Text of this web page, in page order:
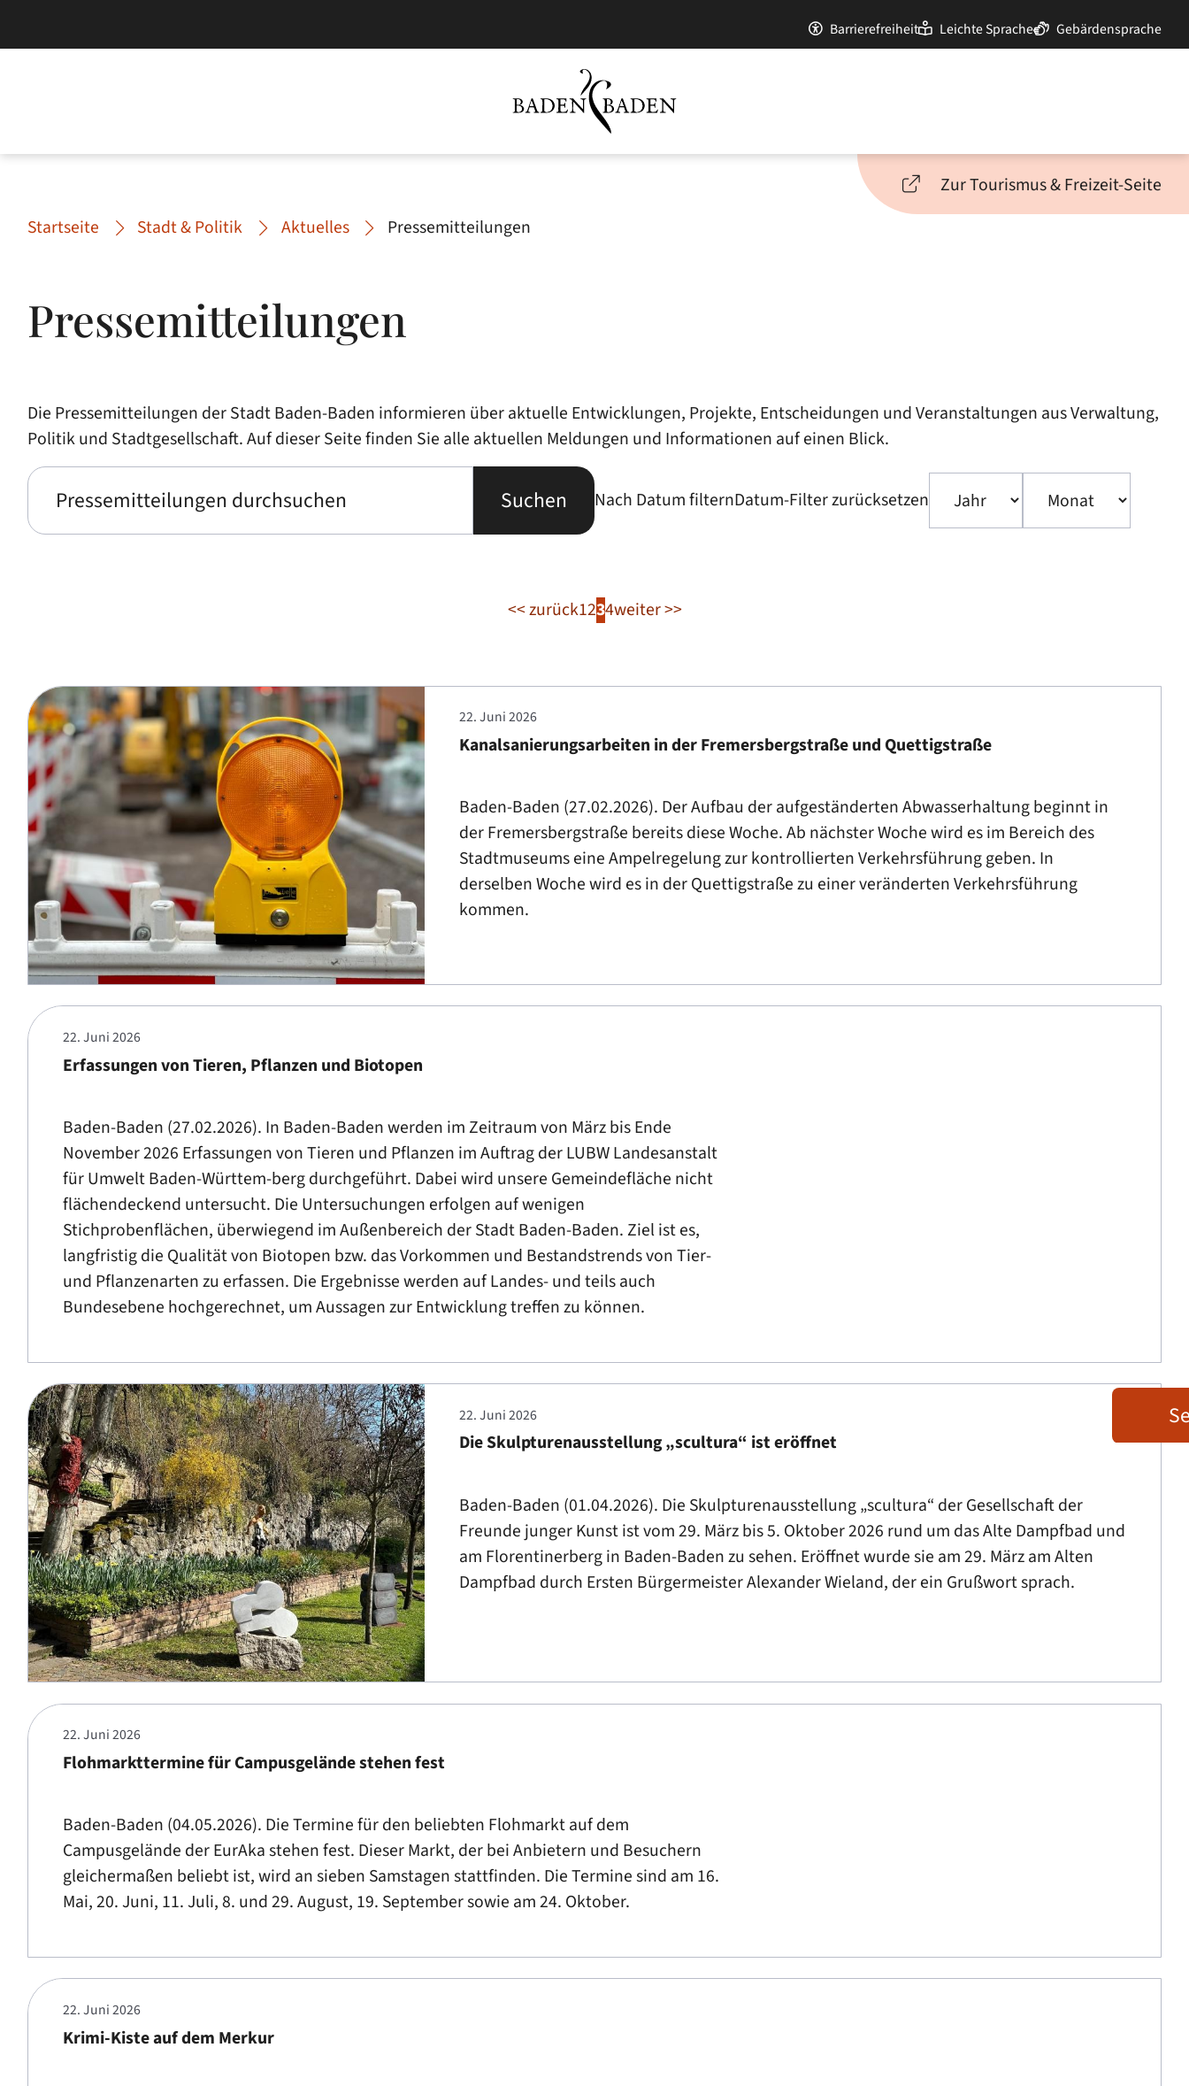
Barrierefreiheit Leichte Sprache Gebärdensprache
Zur Tourismus & Freizeit-Seite
Startseite Stadt & Politik Aktuelles Pressemitteilungen
Pressemitteilungen
Die Pressemitteilungen der Stadt Baden-Baden informieren über aktuelle Entwicklungen, Projekte, Entscheidungen und Veranstaltungen aus Verwaltung,
Politik und Stadtgesellschaft. Auf dieser Seite finden Sie alle aktuellen Meldungen und Informationen auf einen Blick.
Nach Datum filternDatum-Filter zurücksetzen
<< zurück1234weiter >>
22. Juni 2026
Kanalsanierungsarbeiten in der Fremersbergstraße und Quettigstraße
Baden-Baden (27.02.2026). Der Aufbau der aufgeständerten Abwasserhaltung beginnt in
der Fremersbergstraße bereits diese Woche. Ab nächster Woche wird es im Bereich des
Stadtmuseums eine Ampelregelung zur kontrollierten Verkehrsführung geben. In
derselben Woche wird es in der Quettigstraße zu einer veränderten Verkehrsführung
kommen.
22. Juni 2026
Erfassungen von Tieren, Pflanzen und Biotopen
Baden-Baden (27.02.2026). In Baden-Baden werden im Zeitraum von März bis Ende
November 2026 Erfassungen von Tieren und Pflanzen im Auftrag der LUBW Landesanstalt
für Umwelt Baden-Württem-berg durchgeführt. Dabei wird unsere Gemeindefläche nicht
flächendeckend untersucht. Die Untersuchungen erfolgen auf wenigen
Stichprobenflächen, überwiegend im Außenbereich der Stadt Baden-Baden. Ziel ist es,
langfristig die Qualität von Biotopen bzw. das Vorkommen und Bestandstrends von Tier-
und Pflanzenarten zu erfassen. Die Ergebnisse werden auf Landes- und teils auch
Bundesebene hochgerechnet, um Aussagen zur Entwicklung treffen zu können.
22. Juni 2026
Die Skulpturenausstellung „scultura“ ist eröffnet
Baden-Baden (01.04.2026). Die Skulpturenausstellung „scultura“ der Gesellschaft der
Freunde junger Kunst ist vom 29. März bis 5. Oktober 2026 rund um das Alte Dampfbad und
am Florentinerberg in Baden-Baden zu sehen. Eröffnet wurde sie am 29. März am Alten
Dampfbad durch Ersten Bürgermeister Alexander Wieland, der ein Grußwort sprach.
22. Juni 2026
Flohmarkttermine für Campusgelände stehen fest
Baden-Baden (04.05.2026). Die Termine für den beliebten Flohmarkt auf dem
Campusgelände der EurAka stehen fest. Dieser Markt, der bei Anbietern und Besuchern
gleichermaßen beliebt ist, wird an sieben Samstagen stattfinden. Die Termine sind am 16.
Mai, 20. Juni, 11. Juli, 8. und 29. August, 19. September sowie am 24. Oktober.
22. Juni 2026
Krimi-Kiste auf dem Merkur